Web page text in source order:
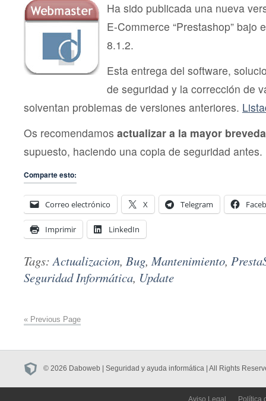
Ha sido publicada una nueva
E-Commerce “Prestashop” bajo
8.1.2.
Esta entrega del software,
de seguridad y la corrección de
solventan problemas de versiones anteriores.
Os recomendamos actualizar a la mayor
supuesto, haciendo una copia de seguridad antes.
Comparte esto:
Correo electrónico X Telegram
Imprimir LinkedIn
Tags:Actualizacion, Bug,Mantenimiento,
Seguridad Informática, Update
« Previous Page
© 2026 Daboweb | Seguridad y ayuda informática | All Rights